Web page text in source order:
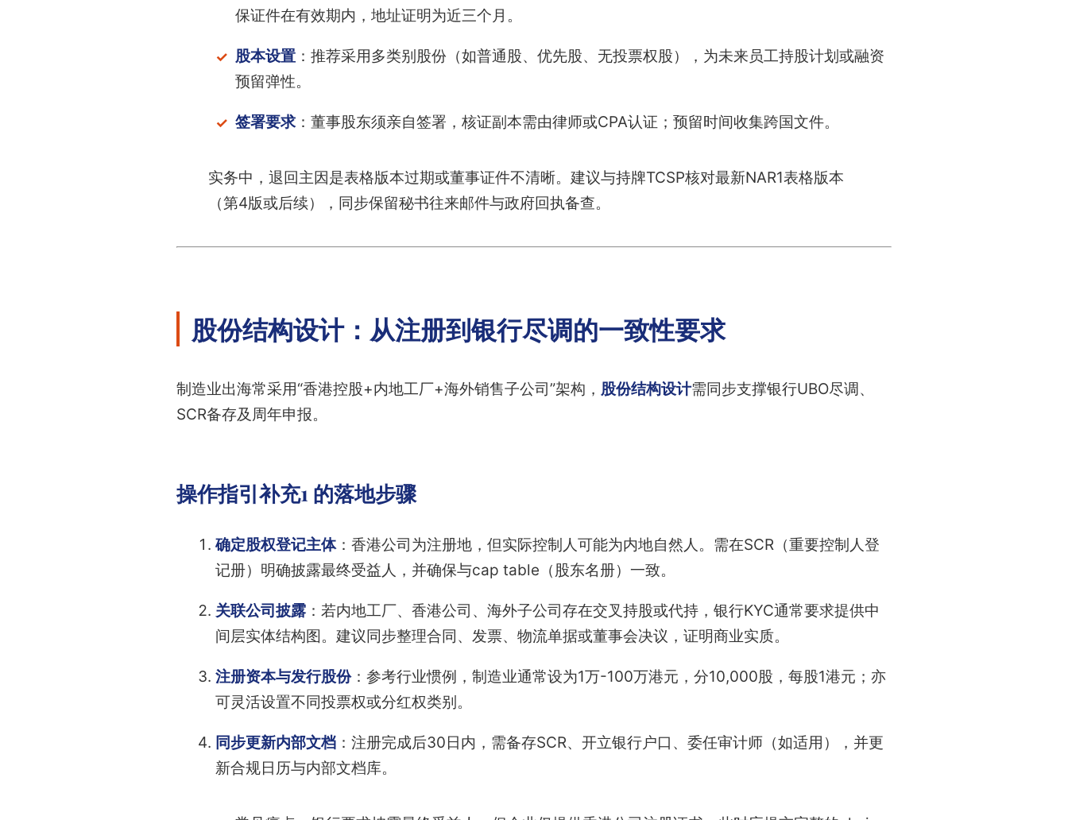
保证件在有效期内，地址证明为近三个月。
股本设置：推荐采用多类别股份（如普通股、优先股、无投票权股），为未来员工持股计划或融资
预留弹性。
签署要求：董事股东须亲自签署，核证副本需由律师或CPA认证；预留时间收集跨国文件。
实务中，退回主因是表格版本过期或董事证件不清晰。建议与持牌TCSP核对最新NAR1表格版本
（第4版或后续），同步保留秘书往来邮件与政府回执备查。
股份结构设计：从注册到银行尽调的一致性要求
制造业出海常采用“香港控股+内地工厂+海外销售子公司”架构， 股份结构设计需同步支撑银行UBO尽调、
SCR备存及周年申报。
操作指引补充1 的落地步骤
确定股权登记主体：香港公司为注册地，但实际控制人可能为内地自然人。需在SCR（重要控制人登
记册）明确披露最终受益人，并确保与cap table（股东名册）一致。
关联公司披露：若内地工厂、香港公司、海外子公司存在交叉持股或代持，银行KYC通常要求提供中
间层实体结构图。建议同步整理合同、发票、物流单据或董事会决议，证明商业实质。
注册资本与发行股份：参考行业惯例，制造业通常设为1万-100万港元，分10,000股，每股1港元；亦
可灵活设置不同投票权或分红权类别。
同步更新内部文档：注册完成后30日内，需备存SCR、开立银行户口、委任审计师（如适用），并更
新合规日历与内部文档库。